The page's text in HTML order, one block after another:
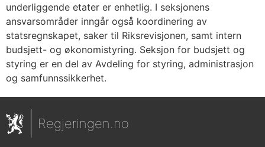
underliggende etater er enhetlig. I seksjonens
ansvarsområder inngår også koordinering av
statsregnskapet, saker til Riksrevisjonen, samt intern
budsjett- og økonomistyring. Seksjon for budsjett og
styring er en del av Avdeling for styring, administrasjon
og samfunnssikkerhet.
Regjeringen.no